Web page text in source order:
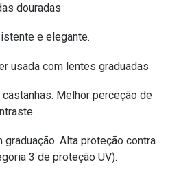
douradas
e elegante.
usada com lentes graduadas
Melhor perceção de
Alta proteção contra
3 de proteção UV).